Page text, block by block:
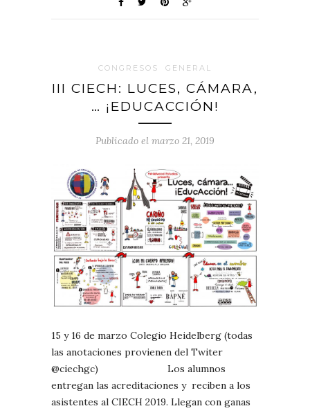
CONGRESOS GENERAL
III CIECH: LUCES, CÁMARA,
… ¡EDUCACCIÓN!
Publicado el marzo 21, 2019
15 y 16 de marzo Colegio Heidelberg (todas
las anotaciones provienen del Twiter
@ciechgc) Los alumnos
entregan las acreditaciones y reciben a los
asistentes al CIECH 2019. Llegan con ganas